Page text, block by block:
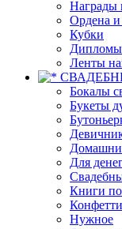
Награды
Ордена и
Кубки
Дипломы
Ленты
Бокалы
Букеты
Для
Книги
Нужное